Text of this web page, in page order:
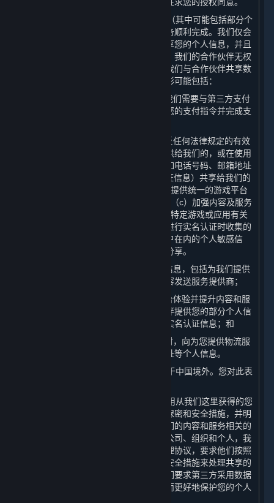
3. 我们可能会向合作伙伴共享您的数据（其中可能包括部分个
人信息），以保障为您提供的内容和服务顺利完成。我们仅会
出于合法、正当、必要、特定的目的共享您的个人信息，并且
只会共享提供内容和服务所必要的数据。我们的合作伙伴无权
将共享的个人信息用于任何其他用途。我们与合作伙伴共享数
据（其中可能包括部分个人信息）的情形可能包括：
（1） 为了实现平台的基本交易功能，我们需要与第三方支付
，以确认您的支付指令并完成支
（2） 您在购买内容和服务后，在不违反任何法律规定的有效
审批要求的前提下，我们可能会将您提供给我们的，或在使用
我们的内容及服务时产生的部分数据，如电话号码、邮箱地址
及IP地址、用户名及头像（不含实名认证信息）共享给我们的
许可方或其他合作伙伴，以便为您（a）提供统一的游戏平台
体验；（b）提供维护和游戏相关服务；（c）加强内容及服务
的安全性；以及（d）向您发送与订阅及特定游戏或应用有关
的商业信息。对于我们在您根据本政策进行实名认证时收集的
个人信息，以及包括特殊身份及金融账户在内的个人敏感信
息，我们在任何情况下均不会向第三方分享。
（3） 向电信服务提供商提供您的个人信息，包括为我们提供
个人信息存储服务的云存储提供方和内容发送服务提供商；
（4） 为了向您提供全球统一的游戏平台体验并提升内容和服
务的安全机制，我们会向我们的合作伙伴提供您的部分个人信
息，但不会向我们的合作伙伴提供您的实名认证信息；和
（5） 我们可能在寄送实体商品或奖品时，向为您提供物流服
务的第三方物流公司分享您的姓名及地址等个人信息。
4. 上一条所提及的某些第三方有可能位于中国境外。您对此表
5. 我们将努力促使我们的合作伙伴在使用从我们这里获得的您
的个人信息时遵守本政策及其他适用的保密和安全措施，并明
确要求其仅将共享的个人信息用于与我们的内容和服务相关的
用途。对我们主动与之共享个人信息的公司、组织和个人，我
们会与其签署严格的保密和个人信息处理协议，要求他们按照
相关协议、本政策以采取相关的保密和安全措施来处理共享的
个人信息。在个人敏感信息使用上，我们要求第三方采用数据
匿名化、去标识化或其他处理技术，从而更好地保护您的个人